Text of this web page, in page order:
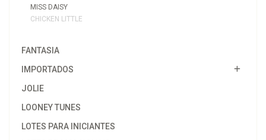
MISS DAISY
CHICKEN LITTLE
FANTASIA
IMPORTADOS
JOLIE
LOONEY TUNES
LOTES PARA INICIANTES